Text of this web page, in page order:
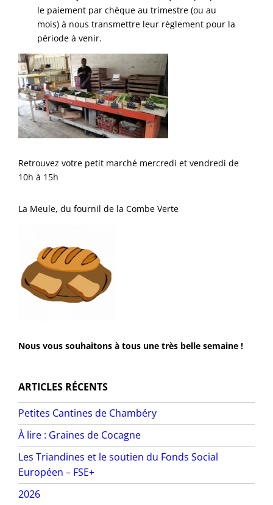
le paiement par chèque au trimestre (ou au
mois) à nous transmettre leur règlement pour la
période à venir.
Retrouvez votre petit marché mercredi et vendredi de
10h à 15h
La Meule, du fournil de la Combe Verte
Nous vous souhaitons à tous une très belle semaine !
ARTICLES RÉCENTS
Petites Cantines de Chambéry
À lire : Graines de Cocagne
Les Triandines et le soutien du Fonds Social
Européen – FSE+
2026